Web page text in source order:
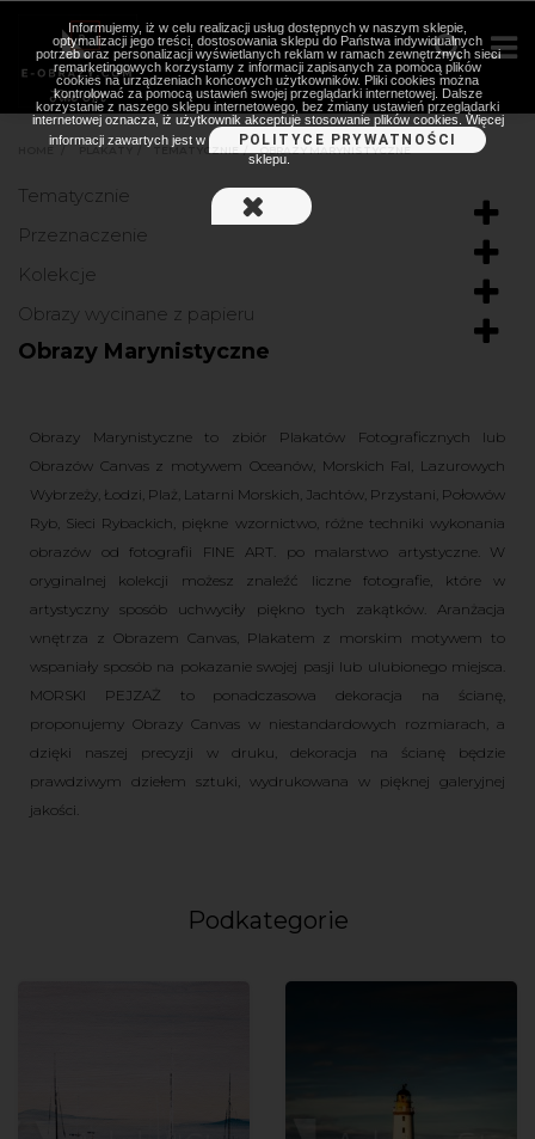
PLAKATY > TEMATYCZNIE
Tematycznie
Przeznaczenie
Kolekcje
Obrazy wycinane z papieru
Obrazy Marynistyczne
Obrazy Marynistyczne to zbiór Plakatów Fotograficznych lub
Obrazów Canvas z motywem Oceanów, Morskich Fal, Lazurowych
Wybrzeży, Łodzi, Plaż, Latarni Morskich, Jachtów, Przystani, Połowów
Ryb, Sieci Rybackich, piękne wzornictwo, różne techniki wykonania
obrazów od fotografii FINE ART. po malarstwo artystyczne. W
oryginalnej kolekcji możesz znaleźć liczne fotografie, które w
artystyczny sposób uchwyciły piękno tych zakątków. Aranżacja
wnętrza z Obrazem Canvas, Plakatem z morskim motywem to
wspaniały sposób na pokazanie swojej pasji lub ulubionego miejsca.
MORSKI PEJZAŻ to ponadczasowa dekoracja na ścianę,
proponujemy Obrazy Canvas w niestandardowych rozmiarach, a
dzięki naszej precyzji w druku, dekoracja na ścianę będzie
prawdziwym dziełem sztuki, wydrukowana w pięknej galeryjnej
jakości.
Podkategorie
Informujemy, iż w celu realizacji usług dostępnych w naszym sklepie,
optymalizacji jego treści, dostosowania sklepu do Państwa indywidualnych
potrzeb oraz personalizacji wyświetlanych reklam w ramach zewnętrznych sieci
remarketingowych korzystamy z informacji zapisanych za pomocą plików
cookies na urządzeniach końcowych użytkowników. Pliki cookies można
kontrolować za pomocą ustawień swojej przeglądarki internetowej. Dalsze
korzystanie z naszego sklepu internetowego, bez zmiany ustawień przeglądarki
internetowej oznacza, iż użytkownik akceptuje stosowanie plików cookies. Więcej
informacji zawartych jest w
POLITYCE PRYWATNOŚCI
sklepu.